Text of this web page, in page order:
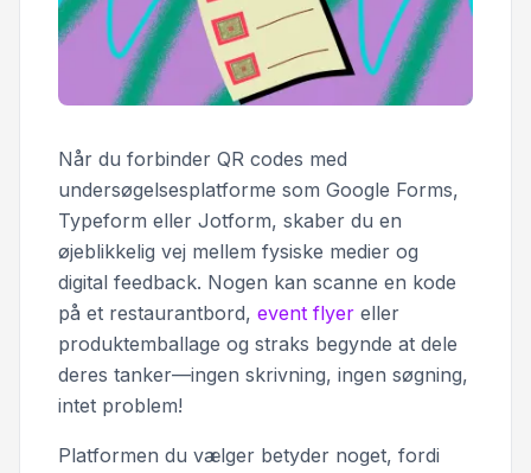
Når du forbinder QR codes med
undersøgelsesplatforme som Google Forms,
Typeform eller Jotform, skaber du en
øjeblikkelig vej mellem fysiske medier og
digital feedback. Nogen kan scanne en kode
på et restaurantbord, event flyer eller
produktemballage og straks begynde at dele
deres tanker—ingen skrivning, ingen søgning,
intet problem!
Platformen du vælger betyder noget, fordi